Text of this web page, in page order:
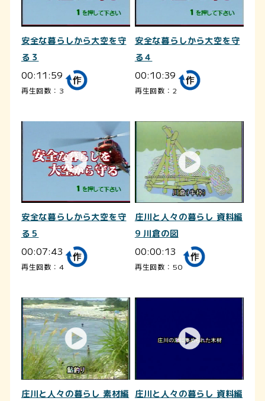
安全な暮らしから大空を守
る３
00:11:59
再生回数：3
安全な暮らしから大空を守
る４
00:10:39
再生回数：2
安全な暮らしから大空を守
る５
00:07:43
再生回数：4
庄川と人々の暮らし 資料編
9 川倉の図
00:00:13
再生回数：50
庄川と人々の暮らし 素材編 庄川と人々の暮らし 資料編